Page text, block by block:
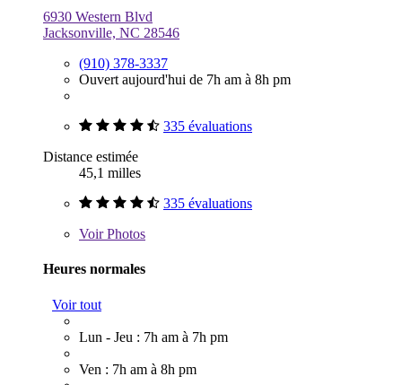
6930 Western Blvd
Jacksonville, NC 28546
(910) 378-3337
Ouvert aujourd'hui de 7h am à 8h pm
335 évaluations
Distance estimée
45,1 milles
335 évaluations
VoirPhotos
Heures normales
Voir tout
Lun - Jeu : 7h am à 7h pm
Ven : 7h am à 8h pm